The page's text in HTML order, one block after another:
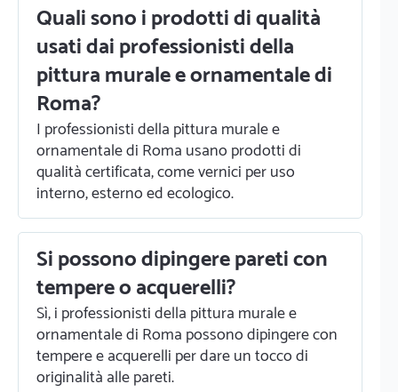
Quali sono i prodotti di qualità
usati dai professionisti della
pittura murale e ornamentale di
Roma?
I professionisti della pittura murale e
ornamentale di Roma usano prodotti di
qualità certificata, come vernici per uso
interno, esterno ed ecologico.
Si possono dipingere pareti con
tempere o acquerelli?
Sì, i professionisti della pittura murale e
ornamentale di Roma possono dipingere con
tempere e acquerelli per dare un tocco di
originalità alle pareti.